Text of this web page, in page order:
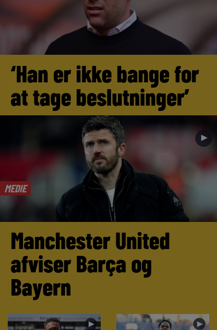
‘Han er ikke bange for
at tage beslutninger’
MEDIE
►
Manchester United
afviser Barça og
Bayern
► ►